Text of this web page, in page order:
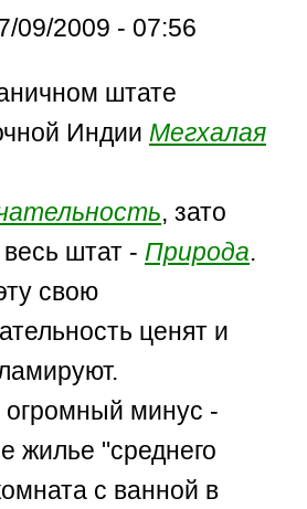
09/2009 - 07:56
штате
ИндииМегхалая
, зато
штат -Природа.
свою
ценят и
огромный минус -
жилье "среднего
с ванной в